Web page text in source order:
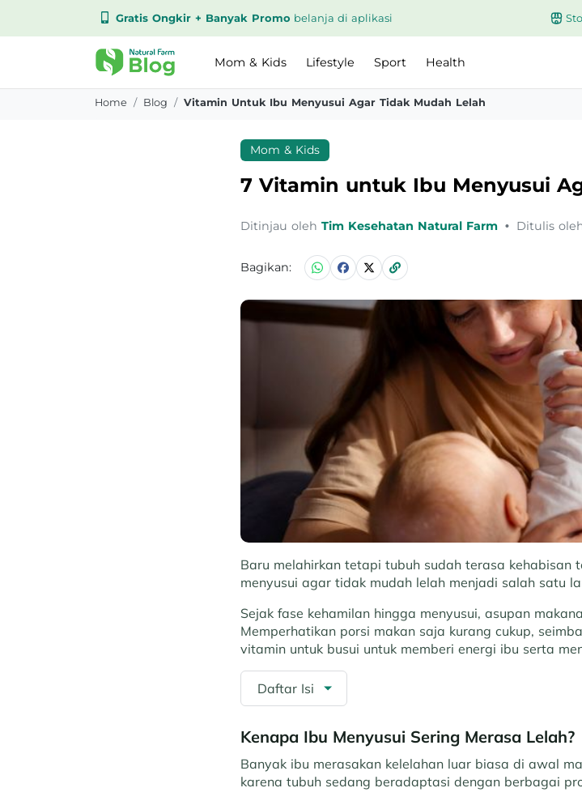
Gratis Ongkir + Banyak Promo belanja di aplikasi
Mom & Kids Lifestyle Sport Health
Home Blog Vitamin Untuk Ibu Menyusui Agar Tidak Mudah Lelah
Mom & Kids
7 Vitamin untuk Ibu Menyusui
Ditinjau oleh Tim Kesehatan Natural Farm • Ditulis
Bagikan:
Baru melahirkan tetapi tubuh sudah terasa kehabisan
menyusui agar tidak mudah lelah menjadi salah satu
Sejak fase kehamilan hingga menyusui, asupan
Memperhatikan porsi makan saja kurang cukup,
vitamin untuk busui untuk memberi energi ibu serta
Daftar Isi
Kenapa Ibu Menyusui Sering Merasa Lelah?
Banyak ibu merasakan kelelahan luar biasa di awal
karena tubuh sedang beradaptasi dengan berbagai